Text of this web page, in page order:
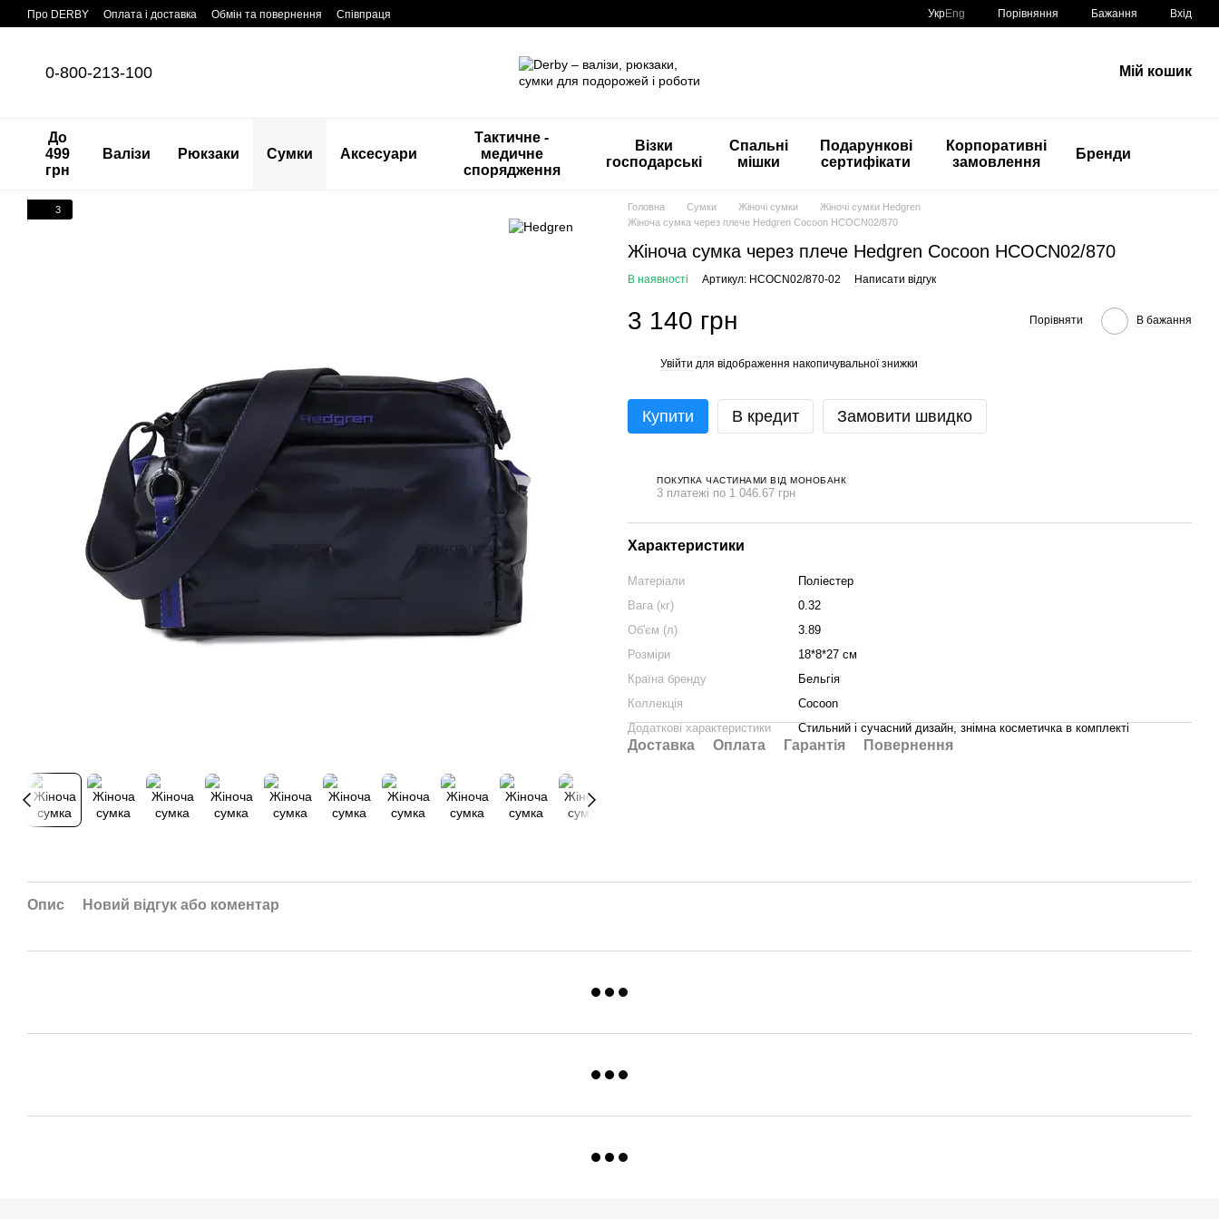
Перейти до основного контенту
Про DERBY Оплата і доставка Обмін та повернення Співпраця УкрEng Порівняння Бажання Вхід
0-800-213-100 Мій кошик
До
499
грн
Валізи Рюкзаки Сумки Аксесуари
Тактичне -
медичне
спорядження
Візки
господарські
Спальні
мішки
Подарункові
сертифікати
Корпоративні
замовлення
Бренди
3 Головна Сумки Жіночі сумки
Жіночі сумки Hedgren
Жіноча сумка через плече Hedgren Cocoon HCOCN02/870
Жіноча сумка через плече Hedgren Cocoon HCOCN02/870
В наявності Артикул: HCOCN02/870-02 Написати відгук
3 140 грн Порівняти В бажання
Увійти для відображення накопичувальної знижки
Купити В кредит Замовити швидко
ПОКУПКА ЧАСТИНАМИ ВІД МОНОБАНК
3 платежі по 1 046.67 грн
Характеристики
Матеріали
Поліестер
Вага (кг)
0.32
Об'єм (л)
3.89
Розміри
18*8*27 см
Країна бренду
Бельгія
Коллекція
Cocoon
Додаткові характеристики
Стильний і сучасний дизайн, знімна косметичка в комплекті
Доставка Оплата Гарантія Повернення
Опис Новий відгук або коментар